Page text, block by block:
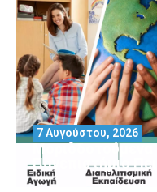
Μοριοδοτούμενα
Πανεπιστήμιο
7 Αυγούστου, 2026